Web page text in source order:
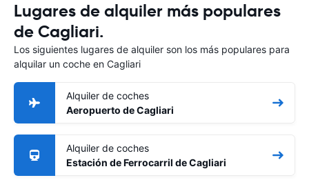
Lugares de alquiler más populares
de Cagliari.
Los siguientes lugares de alquiler son los más populares para
alquilar un coche en Cagliari
Alquiler de coches
Aeropuerto de Cagliari
Alquiler de coches
Estación de Ferrocarril de Cagliari